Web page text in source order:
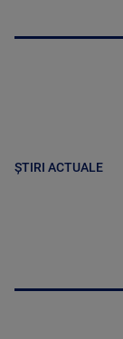
ȘTIRI ACTUALE